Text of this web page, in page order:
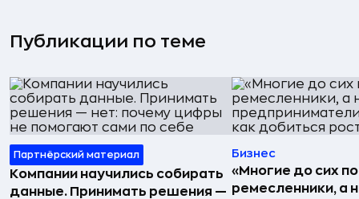
Публикации по теме
Партнёрский материал
Компании научились собирать
данные. Принимать решения —
Бизнес
«Многие до сих
ремесленники, а